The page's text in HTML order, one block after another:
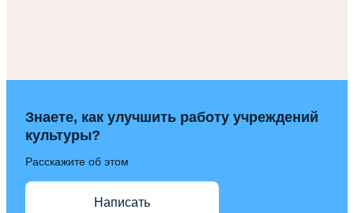
Знаете, как улучшить работу учреждений
культуры?
Расскажите об этом
Написать